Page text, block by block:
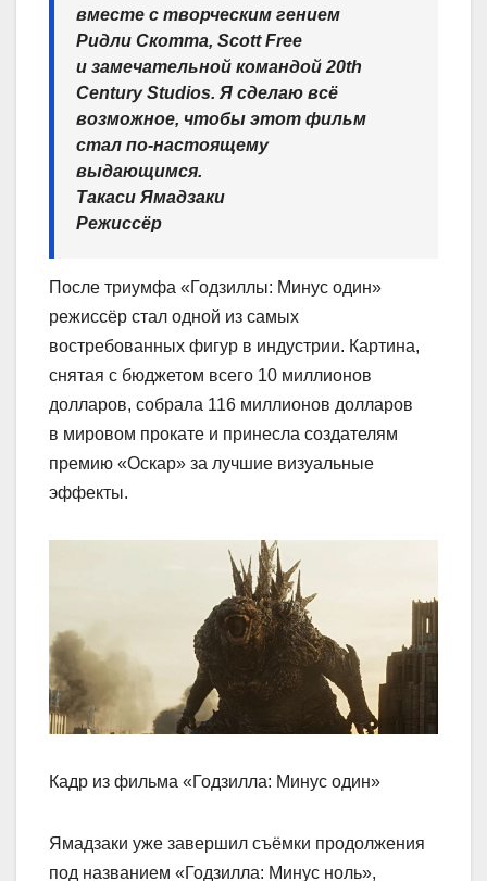
вместе с творческим гением
Ридли Скотта, Scott Free
и замечательной командой 20th
Century Studios. Я сделаю всё
возможное, чтобы этот фильм
стал по-настоящему
выдающимся.
Такаси Ямадзаки
Режиссёр
После триумфа «Годзиллы: Минус один»
режиссёр стал одной из самых
востребованных фигур в индустрии. Картина,
снятая с бюджетом всего 10 миллионов
долларов, собрала 116 миллионов долларов
в мировом прокате и принесла создателям
премию «Оскар» за лучшие визуальные
эффекты.
Кадр из фильма «Годзилла: Минус один»
Ямадзаки уже завершил съёмки продолжения
под названием «Годзилла: Минус ноль»,